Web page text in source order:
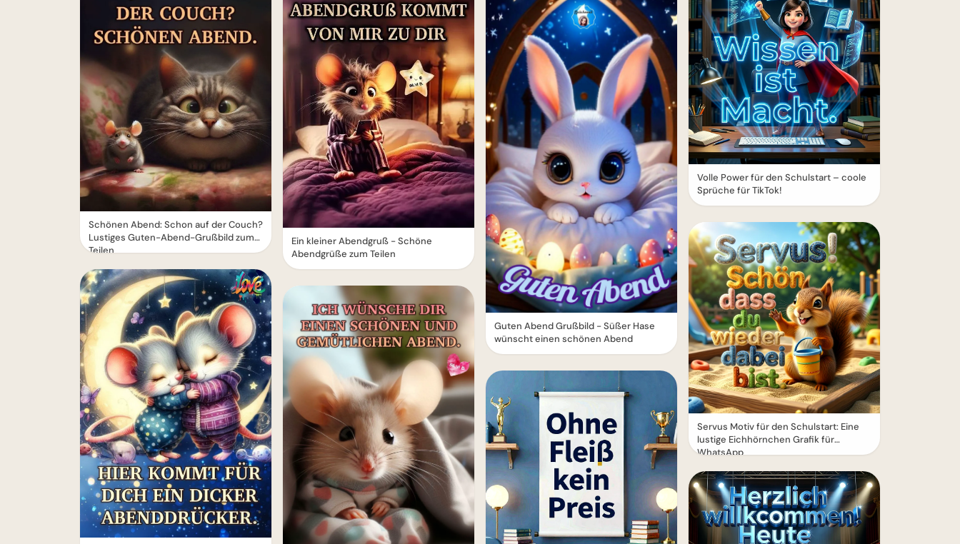
Schönen Abend: Schon auf der Couch?
Lustiges Guten-Abend-Grußbild zum
Teilen
Ein kleiner Abendgruß - Schöne
Abendgrüße zum Teilen
Guten Abend Grußbild - Süßer Hase
wünscht einen schönen Abend
Volle Power für den Schulstart – coole
Sprüche für TikTok!
Servus Motiv für den Schulstart: Eine
lustige Eichhörnchen Grafik für
WhatsApp